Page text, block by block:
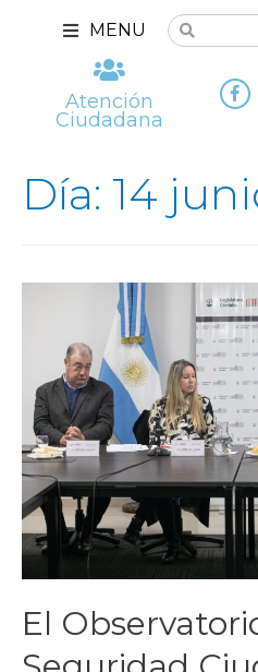
MENU
Atención
Ciudadana
Día: 14
El